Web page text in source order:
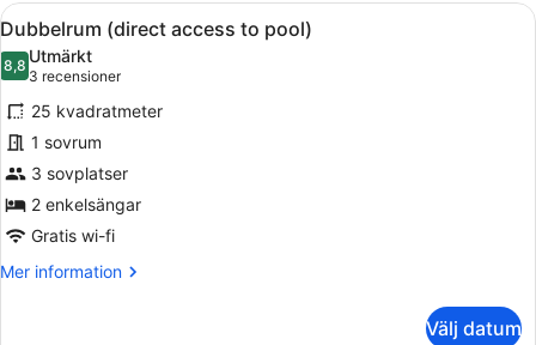
Öppna
alla
foton
för
Dubbelrum
(direct
access
to
pool)
Dubbelrum (direct access to
4
Dubbelrum (direct access to pool)
8,88,8 av 10
Utmärkt
3 recensioner
(3 recensioner)
25 kvadratmeter
1 sovrum
3 sovplatser
2 enkelsängar
Gratis wi-fi
Mer information
Mer
Välj datum